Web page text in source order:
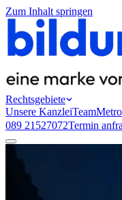
Zum Inhalt springen
Rechtsgebiete
Unsere KanzleiTeam
089 21527072Termin